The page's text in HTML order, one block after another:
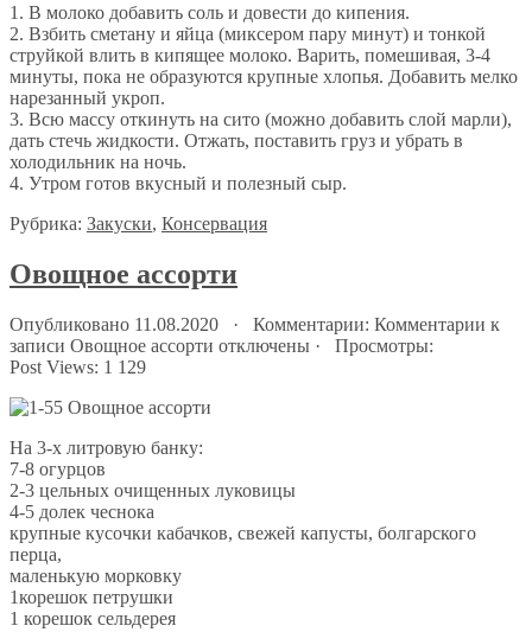
1. В молоко добавить соль и довести до кипения.
2. Взбить сметану и яйца (миксером пару минут) и тонкой
струйкой влить в кипящее молоко. Варить, помешивая, 3-4
минуты, пока не образуются крупные хлопья. Добавить мелко
нарезанный укроп.
3. Всю массу откинуть на сито (можно добавить слой марли),
дать стечь жидкости. Отжать, поставить груз и убрать в
холодильник на ночь.
4. Утром готов вкусный и полезный сыр.
Рубрика: Закуски, Консервация
Овощное ассорти
Опубликовано 11.08.2020 · Комментарии: Комментарии к
записи Овощное ассорти отключены · Просмотры:
Post Views: 1 129
На 3-х литровую банку:
7-8 огурцов
2-3 цельных очищенных луковицы
4-5 долек чеснока
крупные кусочки кабачков, свежей капусты, болгарского
перца,
маленькую морковку
1корешок петрушки
1 корешок сельдерея